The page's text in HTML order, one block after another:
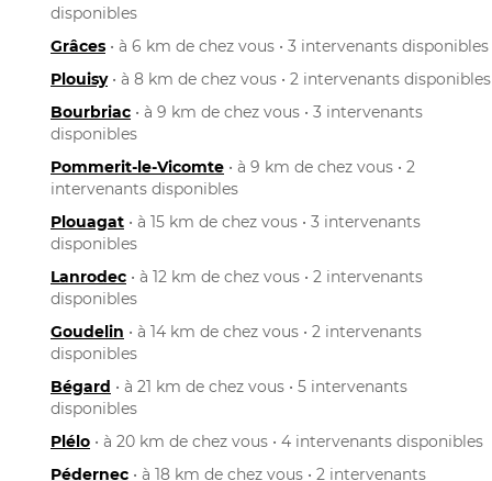
disponibles
Grâces • à 6 km de chez vous • 3 intervenants disponibles
Plouisy• à 8 km de chez vous • 2 intervenants disponibles
Bourbriac • à 9 km de chez vous • 3 intervenants
disponibles
Pommerit-le-Vicomte • à 9 km de chez vous • 2
intervenants disponibles
Plouagat • à 15 km de chez vous • 3 intervenants
disponibles
Lanrodec • à 12 km de chez vous • 2 intervenants
disponibles
Goudelin • à 14 km de chez vous • 2 intervenants
disponibles
Bégard • à 21 km de chez vous • 5 intervenants
disponibles
Plélo • à 20 km de chez vous • 4 intervenants disponibles
Pédernec • à 18 km de chez vous • 2 intervenants